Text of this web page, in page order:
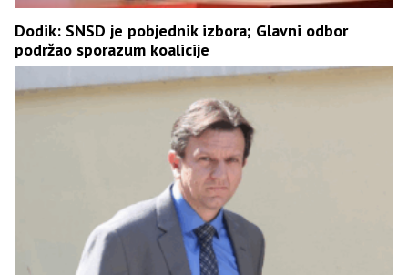
Dodik: SNSD je pobjednik izbora; Glavni odbor
podržao sporazum koalicije